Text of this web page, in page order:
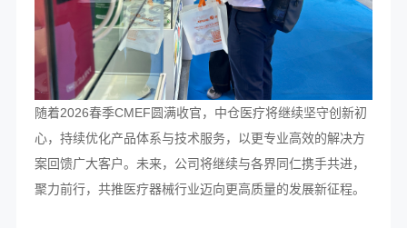
随着2026春季CMEF圆满收官，中仓医疗将继续坚守创新初
心，持续优化产品体系与技术服务，以更专业高效的解决方
案回馈广大客户。未来，公司将继续与各界同仁携手共进，
聚力前行，共推医疗器械行业迈向更高质量的发展新征程。